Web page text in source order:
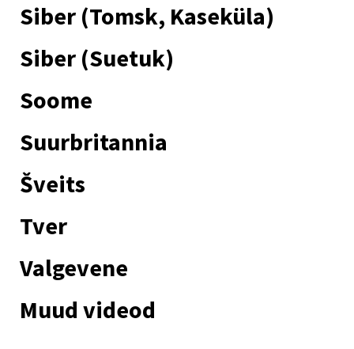
Siber (Tomsk, Kaseküla)
Siber (Suetuk)
Soome
Suurbritannia
Šveits
Tver
Valgevene
Muud videod